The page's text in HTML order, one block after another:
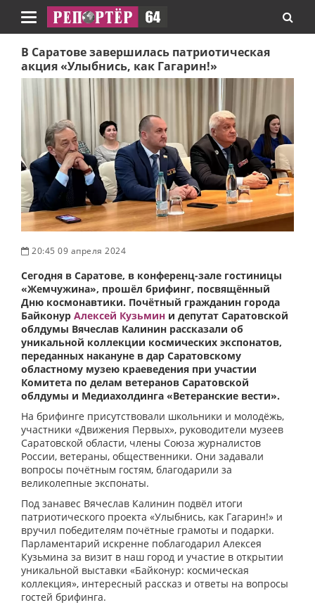
Навигация
В Саратове завершилась патриотическая
акция «Улыбнись, как Гагарин!»
20:45 09 апреля 2024
Сегодня в Саратове, в конференц-зале гостиницы
«Жемчужина», прошёл брифинг, посвящённый
Дню космонавтики. Почётный гражданин города
Байконур Алексей Кузьмин и депутат Саратовской
облдумы Вячеслав Калинин рассказали об
уникальной коллекции космических экспонатов,
переданных накануне в дар Саратовскому
областному музею краеведения при участии
Комитета по делам ветеранов Саратовской
облдумы и Медиахолдинга «Ветеранские вести».
На брифинге присутствовали школьники и молодёжь,
участники «Движения Первых», руководители музеев
Саратовской области, члены Союза журналистов
России, ветераны, общественники. Они задавали
вопросы почётным гостям, благодарили за
великолепные экспонаты.
Под занавес Вячеслав Калинин подвёл итоги
патриотического проекта «Улыбнись, как Гагарин!» и
вручил победителям почётные грамоты и подарки.
Парламентарий искренне поблагодарил Алексея
Кузьмина за визит в наш город и участие в открытии
уникальной выставки «Байконур: космическая
коллекция», интересный рассказ и ответы на вопросы
гостей брифинга.